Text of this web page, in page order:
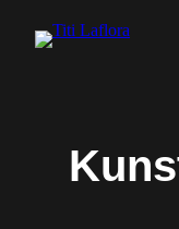
Inhalt